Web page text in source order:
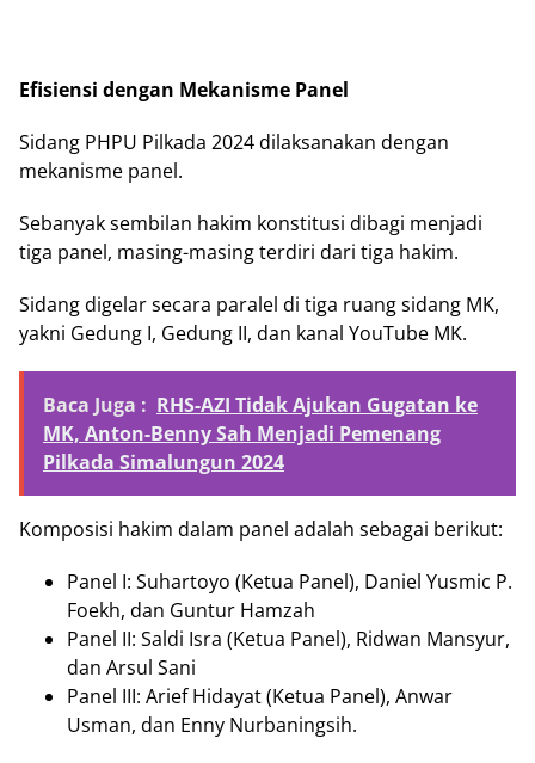
Efisiensi dengan Mekanisme Panel
Sidang PHPU Pilkada 2024 dilaksanakan dengan
mekanisme panel.
Sebanyak sembilan hakim konstitusi dibagi menjadi
tiga panel, masing-masing terdiri dari tiga hakim.
Sidang digelar secara paralel di tiga ruang sidang MK,
yakni Gedung I, Gedung II, dan kanal YouTube MK.
Baca Juga : RHS-AZI Tidak Ajukan Gugatan ke
MK, Anton-Benny Sah Menjadi Pemenang
Pilkada Simalungun 2024
Komposisi hakim dalam panel adalah sebagai berikut:
Panel I: Suhartoyo (Ketua Panel), Daniel Yusmic P.
Foekh, dan Guntur Hamzah
Panel II: Saldi Isra (Ketua Panel), Ridwan Mansyur,
dan Arsul Sani
Panel III: Arief Hidayat (Ketua Panel), Anwar
Usman, dan Enny Nurbaningsih.